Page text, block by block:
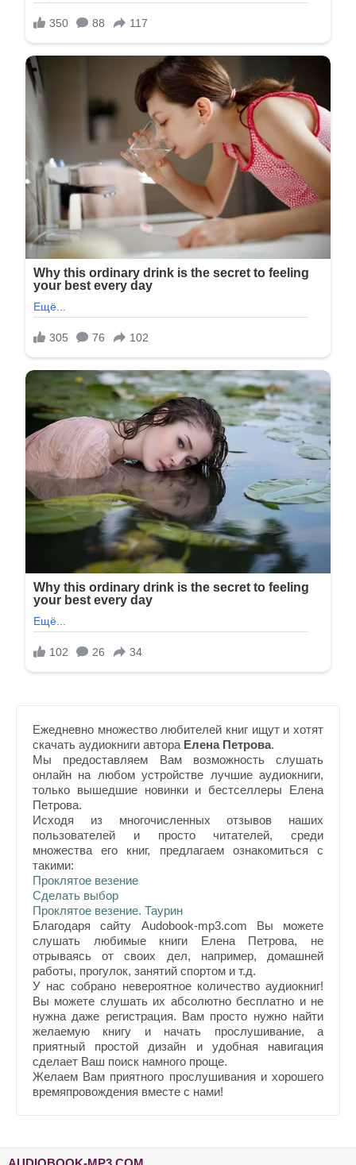
Ежедневно множество любителей книг ищут и хотят
скачать аудиокниги автора Елена Петрова.
Мы предоставляем Вам возможность слушать
онлайн на любом устройстве лучшие аудиокниги,
только вышедшие новинки и бестселлеры Елена
Петрова.
Исходя из многочисленных отзывов наших
пользователей и просто читателей, среди
множества его книг, предлагаем ознакомиться с
такими:
Проклятое везение
Сделать выбор
Проклятое везение. Таурин
Благодаря сайту Audobook-mp3.com Вы можете
слушать любимые книги Елена Петрова, не
отрываясь от своих дел, например, домашней
работы, прогулок, занятий спортом и т.д.
У нас собрано невероятное количество аудиокниг!
Вы можете слушать их абсолютно бесплатно и не
нужна даже регистрация. Вам просто нужно найти
желаемую книгу и начать прослушивание, а
приятный простой дизайн и удобная навигация
сделает Ваш поиск намного проще.
Желаем Вам приятного прослушивания и хорошего
времяпровождения вместе с нами!